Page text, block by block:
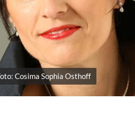
Cosima Sophia Osthoff